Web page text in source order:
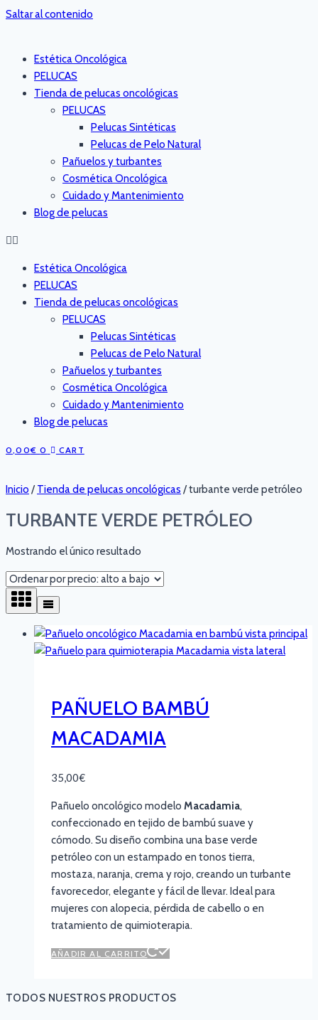
Saltar al contenido
Estética Oncológica
PELUCAS
Tienda de pelucas oncológicas
PELUCAS
Pelucas Sintéticas
Pelucas de Pelo Natural
Pañuelos y turbantes
Cosmética Oncológica
Cuidado y Mantenimiento
Blog de pelucas
Estética Oncológica
PELUCAS
Tienda de pelucas oncológicas
PELUCAS
Pelucas Sintéticas
Pelucas de Pelo Natural
Pañuelos y turbantes
Cosmética Oncológica
Cuidado y Mantenimiento
Blog de pelucas
0,00€ 0 CART
Inicio / Tienda de pelucas oncológicas /turbante verde petróleo
TURBANTE VERDE PETRÓLEO
Mostrando el único resultado
PAÑUELO BAMBÚ
MACADAMIA
35,00€
Pañuelo oncológico modelo Macadamia,
confeccionado en tejido de bambú suave y
cómodo. Su diseño combina una base verde
petróleo con un estampado en tonos tierra,
mostaza, naranja, crema y rojo, creando un turbante
favorecedor, elegante y fácil de llevar. Ideal para
mujeres con alopecia, pérdida de cabello o en
tratamiento de quimioterapia.
AÑADIR AL CARRITO
TODOS NUESTROS PRODUCTOS